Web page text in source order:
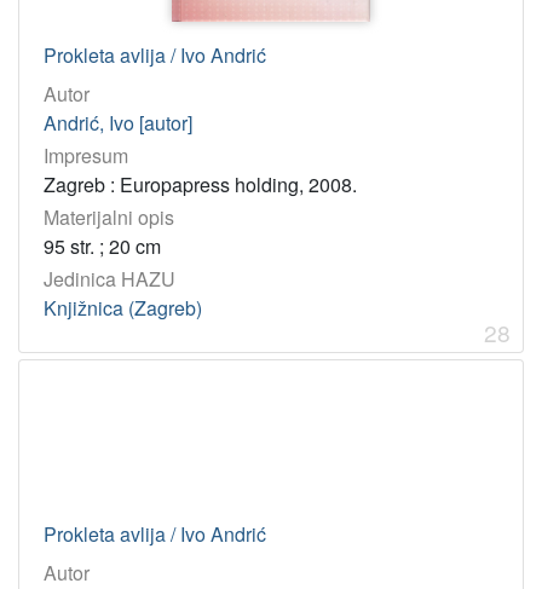
Prokleta avlija / Ivo Andrić
Autor
Andrić, Ivo [autor]
Impresum
Zagreb : Europapress holding, 2008.
Materijalni opis
95 str. ; 20 cm
Jedinica HAZU
Knjižnica (Zagreb)
28
Prokleta avlija / Ivo Andrić
Autor